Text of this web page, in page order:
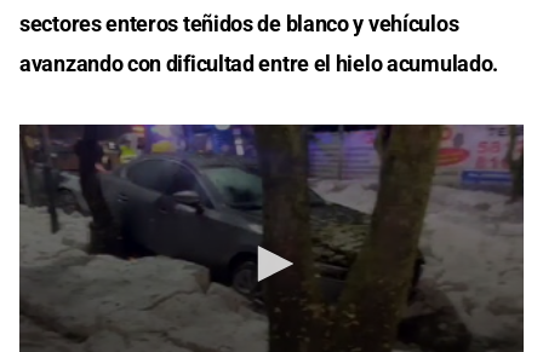
sectores enteros teñidos de blanco y vehículos
avanzando con dificultad entre el hielo acumulado.